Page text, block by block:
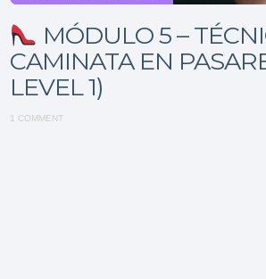
MÓDULO 5 –
CAMINATA EN
LEVEL 1)
1 COMMENT